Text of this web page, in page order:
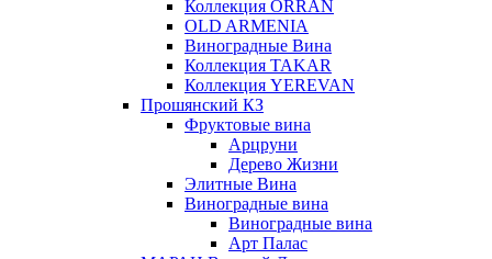
Коллекция ORRAN
OLD ARMENIA
Виноградные Вина
Коллекция TAKAR
Коллекция YEREVAN
Прошянский КЗ
Фруктовые вина
Арцруни
Дерево Жизни
Элитные Вина
Виноградные вина
Виноградные вина
Арт Палас